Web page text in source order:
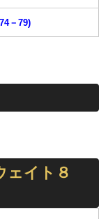
－79)
イト８